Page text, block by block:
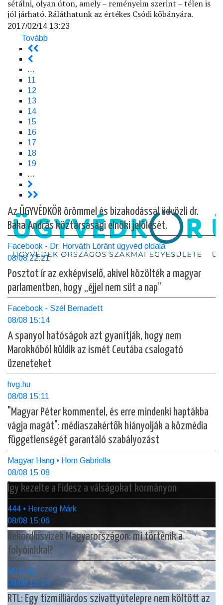
sétálni, olyan úton, amely – reményeim szerint – télen is
jól járható. Ráláthatunk az értékes Csódi kőbányára.
2017/02/14 13:23
Tovább
Oldalszámozás
<<
<
…
Page
11
Page
12
Page
13
Page
14
Jelenlegi
oldal
15
Page
16
Page
17
Page
18
Page
19
…
>
>>
Az ÜGYVÉDKÖR örömmel és bizakodással üdvözli dr.
Baka András köztársasági elnöki jelölését.
Facebook - Dr. Horváth Lóránt ügyvéd oldala
08/08 22:21
Posztot ír az exképviselő, akivel közölték a magyar
parlamentben, hogy „éjjel nem süt a nap”
Facebook - Szél Bernadett
08/08 15:14
A spanyol hatóságok azt gyanítják, hogy nem
Marokkóból küldik az ismét Ceutába csalogató
üzeneteket
hvg.hu
08/08 15:11
"Magyar Péter kommentel, és erre mindenki haptákba
vágja magát": médiaszakértők hiányolják a közmédia
függetlenségét garantáló szabályozást
Magyar Hang • Horn Gabriella
08/08 15:08
Így kezelte a Fidesz a válságokat kormányon
444 • Herczeg Márk
08/08 15:06
Rekordkisvizek Magyarországon: mi történik a
folyóinkkal?
MTA.hu
08/08 15:04
RTL: Egy tízmilliárdos szivattyútelepre nem költött az